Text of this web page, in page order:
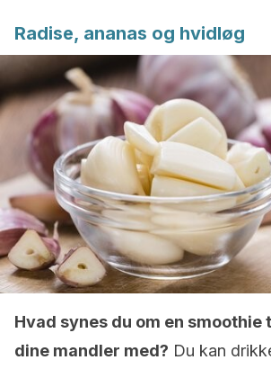
Radise, ananas og hvidløg
Hvad synes du om en smoothie
dine mandler med? Du kan